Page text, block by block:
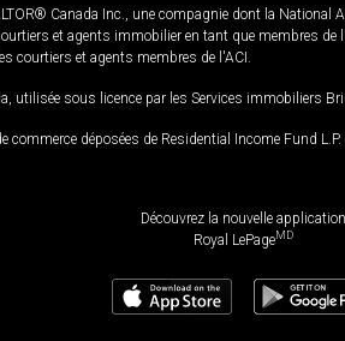
Canada Inc., une compagnie dont la
et agents immobilier en tant que membres
courtiers et agents membres de l'ACI.
utilisée sous licence par les Services immobiliers
commerce déposées de Residential Income Fund
Découvrez la nouvelle application
Royal LePageMD